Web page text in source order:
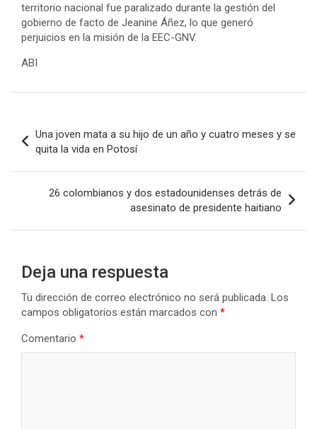
territorio nacional fue paralizado durante la gestión del
gobierno de facto de Jeanine Áñez, lo que generó
perjuicios en la misión de la EEC-GNV.
ABI
de
entradas
Una joven mata a su hijo de un año y cuatro meses y se
quita la vida en Potosí
26 colombianos y dos estadounidenses detrás de
asesinato de presidente haitiano
Deja una respuesta
Tu dirección de correo electrónico no será publicada. Los
campos obligatorios están marcados con *
Comentario *